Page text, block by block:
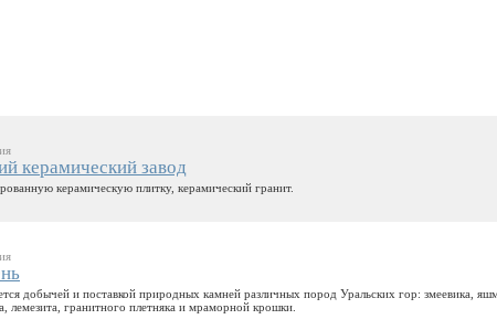
керамический завод
керамическую плитку, керамический гранит.
добычей и поставкой природных камней различных пород Уральских гор: змеевика,
лемезита, гранитного плетняка и мраморной крошки.